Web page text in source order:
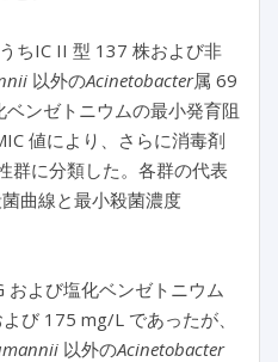
ちIC II 型 137 株および非
以外のAcinetobacter属 69
ンゼトニウムの最小発育阻
値により、さらに消毒剤
群に分類した。各群の代表
曲線と最小殺菌濃度
および塩化ベンゼトニウム
び 175 mg/L であったが、
以外のAcinetobacter